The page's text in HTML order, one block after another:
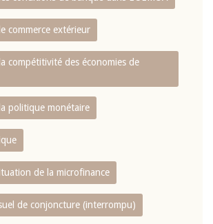
commerce extérieur
compétitivité des économies de
politique monétaire
de la microfinance
de conjoncture (interrompu)